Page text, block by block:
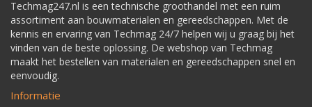
Techmag247.nl is een technische groothandel met een ruim
assortiment aan bouwmaterialen en gereedschappen. Met de
kennis en ervaring van Techmag 24/7 helpen wij u graag bij het
vinden van de beste oplossing. De webshop van Techmag
maakt het bestellen van materialen en gereedschappen snel en
eenvoudig.
Informatie